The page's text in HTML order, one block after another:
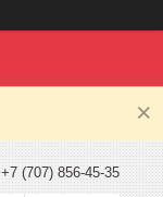
+7 (707) 856-45-35